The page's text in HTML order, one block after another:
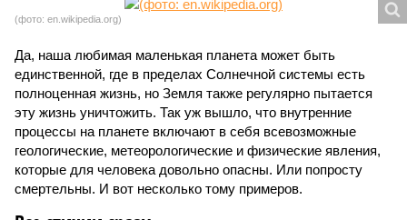
(фото: en.wikipedia.org)
Да, наша любимая маленькая планета может быть
единственной, где в пределах Солнечной системы есть
полноценная жизнь, но Земля также регулярно пытается
эту жизнь уничтожить. Так уж вышло, что внутренние
процессы на планете включают в себя всевозможные
геологические, метеорологические и физические явления,
которые для человека довольно опасны. Или попросту
смертельны. И вот несколько тому примеров.